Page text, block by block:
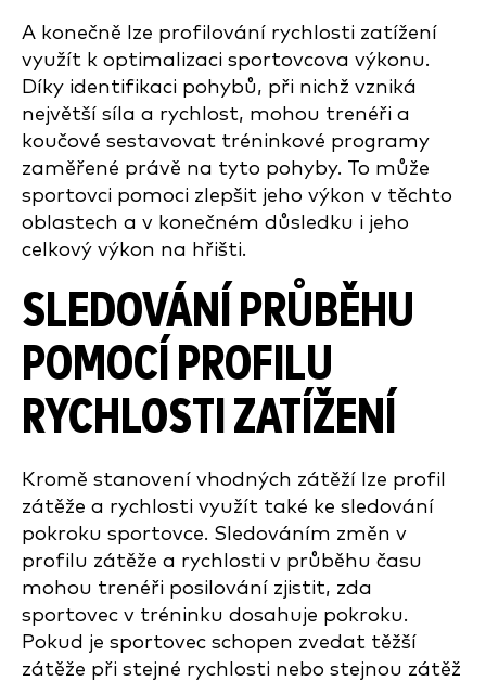
A konečně lze profilování rychlosti zatížení
využít k optimalizaci sportovcova výkonu.
Díky identifikaci pohybů, při nichž vzniká
největší síla a rychlost, mohou trenéři a
koučové sestavovat tréninkové programy
zaměřené právě na tyto pohyby. To může
sportovci pomoci zlepšit jeho výkon v těchto
oblastech a v konečném důsledku i jeho
celkový výkon na hřišti.
SLEDOVÁNÍ PRŮBĚHU
POMOCÍ PROFILU
RYCHLOSTI ZATÍŽENÍ
Kromě stanovení vhodných zátěží lze profil
zátěže a rychlosti využít také ke sledování
pokroku sportovce. Sledováním změn v
profilu zátěže a rychlosti v průběhu času
mohou trenéři posilování zjistit, zda
sportovec v tréninku dosahuje pokroku.
Pokud je sportovec schopen zvedat těžší
zátěže při stejné rychlosti nebo stejnou zátěž